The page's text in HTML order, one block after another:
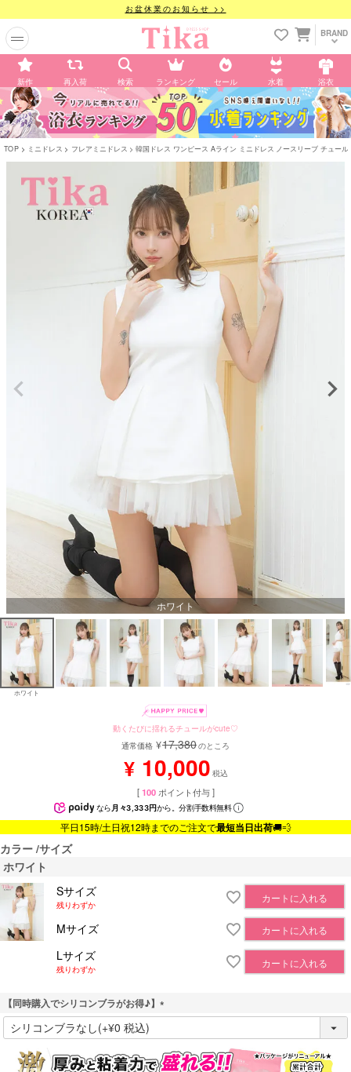
お盆休業のお知らせ >>
BRAND
新作 再入荷 検索 ランキング セール 水着 浴衣
TOP ミニドレス フレアミニドレス 韓国ドレス ワンピース Aライン ミニドレス ノースリーブ チュー
ホワイト
ホワイト
動くたびに揺れるチュールがcute♡
通常価格 ¥17,380のところ
¥ 10,000 税込
[ 100 ポイント付与 ]
なら月々3,333円から。分割手数料無料
平日15時/土日祝12時までのご注文で最短当日出荷🚚💨
カラー サイズ
ホワイト
Sサイズ
残りわずか
カートに入れる
Mサイズ カートに入れる
Lサイズ
残りわずか
カートに入れる
【同時購入でシリコンブラがお得♪】
(
必
須
)